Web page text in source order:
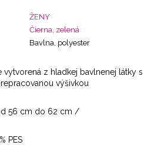
ŽENY
Čierna, zelená
Bavlna, polyester
z hladkej bavlnenej látky s
výšivkou
56 cm do 62 cm /
PES